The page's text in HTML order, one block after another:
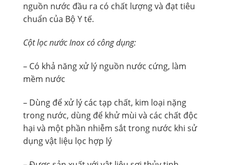
nguồn nước đầu ra có chất lượng và đạt tiêu
chuẩn của Bộ Y tế.
Cột lọc nước Inox có công dụng:
– Có khả năng xử lý nguồn nước cứng, làm
mềm nước
– Dùng để xử lý các tạp chất, kim loại nặng
trong nước, dùng để khử mùi và các chất độc
hại và một phần nhiễm sắt trong nước khi sử
dụng vật liệu lọc hợp lý